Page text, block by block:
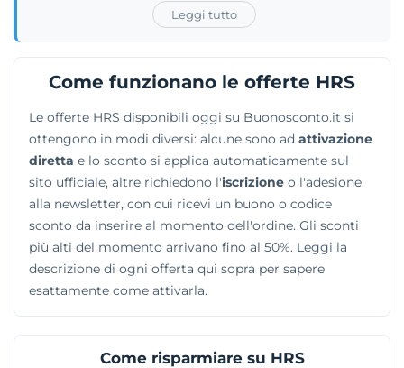
risulta eccellente anche per chi deve allestire
congressi e convention strutturate. La piattaforma
sul ramo business, che dispongono di aree per
anche le schede delle strutture dotate di percorsi
benessere dedicati al relax corporale e mentale.
Leggi tutto
Come funzionano le offerte HRS
Le offerte HRS disponibili oggi su Buonosconto.it si
ottengono in modi diversi: alcune sono ad attivazione
diretta e lo sconto si applica automaticamente sul
sito ufficiale, altre richiedono l'iscrizione o l'adesione
alla newsletter, con cui ricevi un buono o codice
sconto da inserire al momento dell'ordine. Gli sconti
più alti del momento arrivano fino al 50%. Leggi la
descrizione di ogni offerta qui sopra per sapere
esattamente come attivarla.
Come risparmiare su HRS